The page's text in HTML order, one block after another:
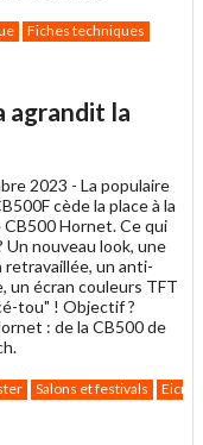
Fiches techniques
agrandit la
2023 - La populaire
cède la place à la
CB500 Hornet. Ce qui
Un nouveau look, une
retravaillée, un anti-
un écran couleurs TFT
tou" ! Objectif ?
: de la CB500 de
Salons et festivals